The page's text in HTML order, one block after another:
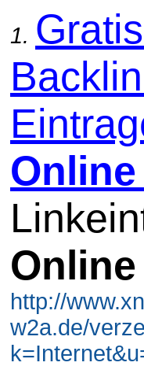
1.
Online
Online
http://
w2a.de/